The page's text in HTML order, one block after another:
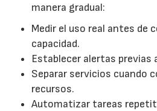
manera gradual:
Medir el uso real antes de
capacidad.
Establecer alertas previas
Separar servicios cuando
recursos.
Automatizar tareas